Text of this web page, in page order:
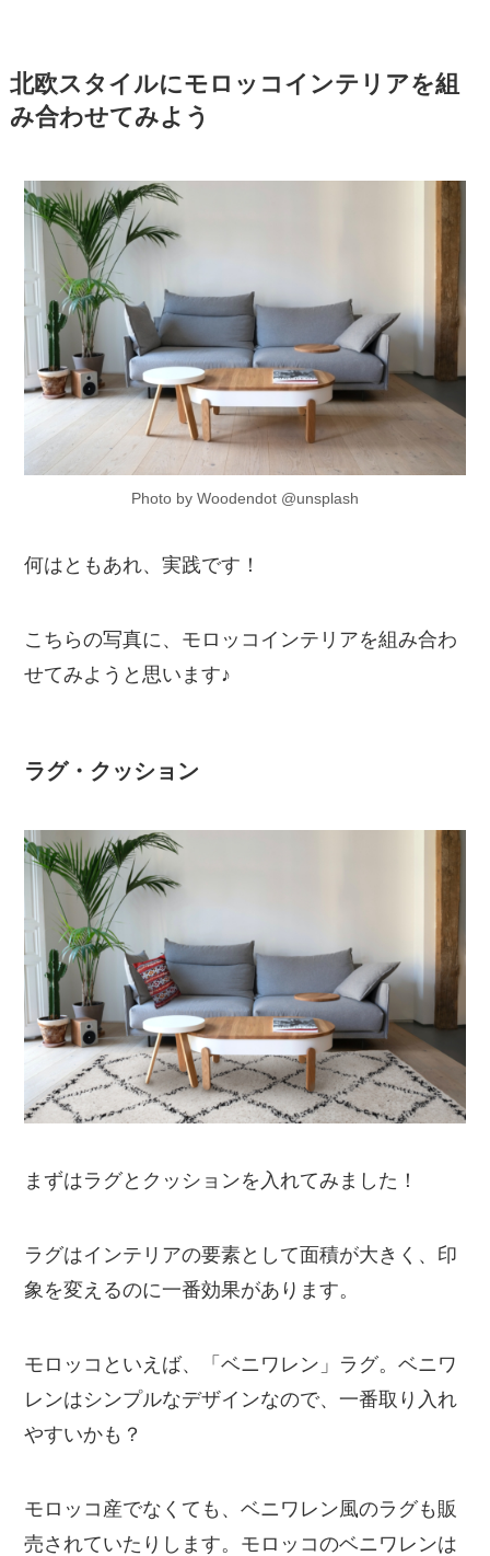
北欧スタイルにモロッコインテリアを組
み合わせてみよう
Photo by Woodendot @unsplash
何はともあれ、実践です！
こちらの写真に、モロッコインテリアを組み合わ
せてみようと思います♪
ラグ・クッション
まずはラグとクッションを入れてみました！
ラグはインテリアの要素として面積が大きく、印
象を変えるのに一番効果があります。
モロッコといえば、「ベニワレン」ラグ。ベニワ
レンはシンプルなデザインなので、一番取り入れ
やすいかも？
モロッコ産でなくても、ベニワレン風のラグも販
売されていたりします。モロッコのベニワレンは